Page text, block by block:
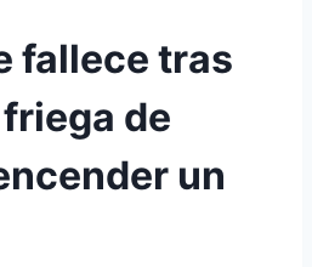
fallece tras
de
un